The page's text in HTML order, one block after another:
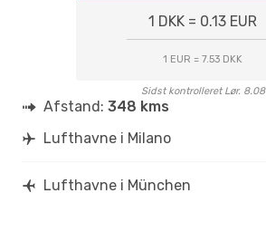
1 DKK = 0.13 EUR
1 EUR = 7.53 DKK
Sidst kontrolleret Lør. 8.08
Afstand: 348 kms
Lufthavne i Milano
Lufthavne i München